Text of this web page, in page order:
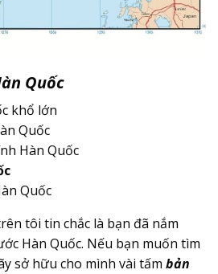
Quốc
khổ lớn
Quốc
Hàn Quốc
Quốc
tôi tin chắc là bạn đã nắm
Hàn Quốc. Nếu bạn muốn tìm
sở hữu cho mình vài tấm bản